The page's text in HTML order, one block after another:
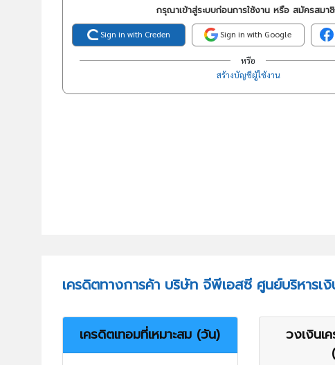
กรุณาเข้าสู่ระบบก่อนการใช้งาน หรือ สมัครสมา
Sign in with Creden Sign in with Google
หรือ
สร้างบัญชีผู้ใช้งาน
เครดิตทางการค้า บริษัท จีพีเอสซี ศูนย์บริหารเ
เครดิตเทอมที่เหมาะสม (วัน)
วงเงินเ